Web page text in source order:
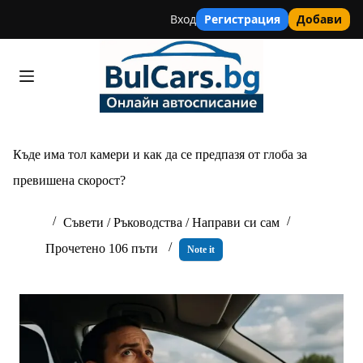
Вход Регистрация Добави
Къде има тол камери и как да се предпазя от глоба за
превишена скорост?
Съвети / Ръководства / Направи си сам
Прочетено 106 пъти
Note it